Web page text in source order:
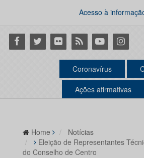
Acesso à
Facebook
Twitter Flickr RSS Youtube
Coronavírus
Ações afirmativas
Home
Notícias
Eleição de Representantes
do Conselho de Centro